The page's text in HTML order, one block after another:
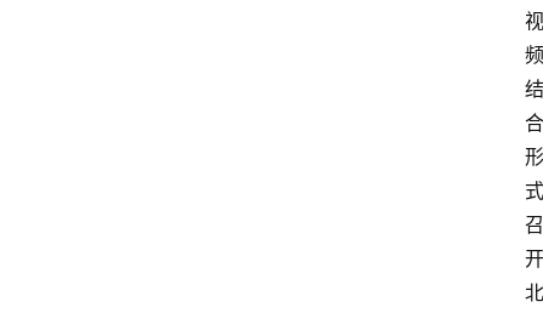
视
频
结
合
形
式
召
开
北